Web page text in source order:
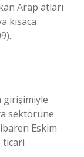
Arap atları
kısaca
girişimiyle
sektörüne
Eskim
ticari